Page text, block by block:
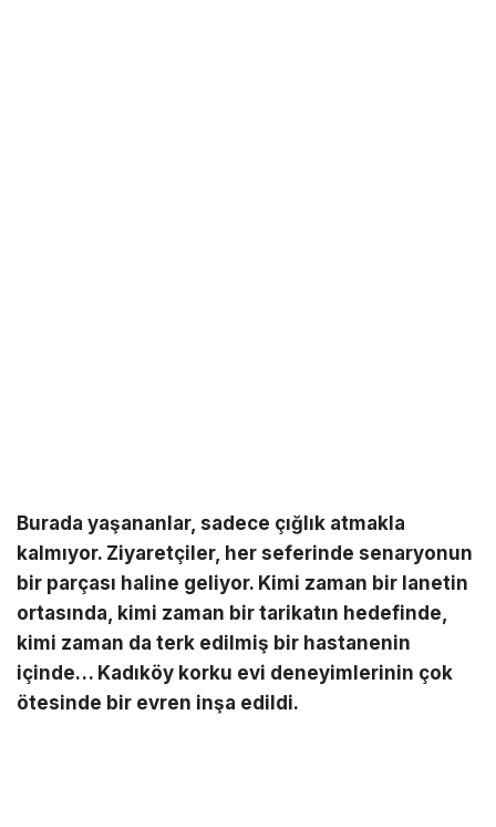
Burada yaşananlar, sadece çığlık atmakla
kalmıyor. Ziyaretçiler, her seferinde senaryonun
bir parçası haline geliyor. Kimi zaman bir lanetin
ortasında, kimi zaman bir tarikatın hedefinde,
kimi zaman da terk edilmiş bir hastanenin
içinde… Kadıköy korku evi deneyimlerinin çok
ötesinde bir evren inşa edildi.